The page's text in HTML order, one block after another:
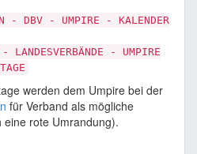
- DBV - UMPIRE - KALENDER
LANDESVERBÄNDE - UMPIRE
werden dem Umpire bei der
für Verband als mögliche
rote Umrandung).